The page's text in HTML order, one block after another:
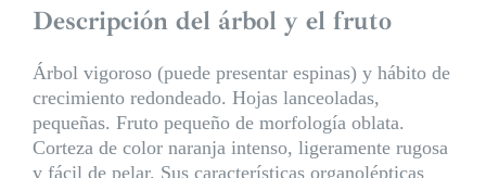
Descripción del árbol y el fruto
Árbol vigoroso (puede presentar espinas) y hábito de
crecimiento redondeado. Hojas lanceoladas,
pequeñas. Fruto pequeño de morfología oblata.
Corteza de color naranja intenso, ligeramente rugosa
y fácil de pelar. Sus características organolépticas